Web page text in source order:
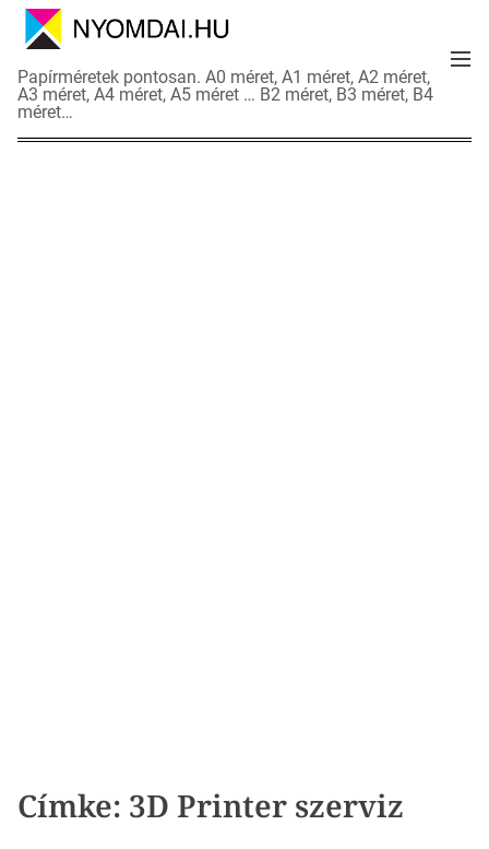
N
y
o
m
Papírméretek pontosan. A0 méret, A1 méret, A2 méret,
A3 méret, A4 méret, A5 méret … B2 méret, B3 méret, B4
méret…
M
Címke: 3D Printer szerviz